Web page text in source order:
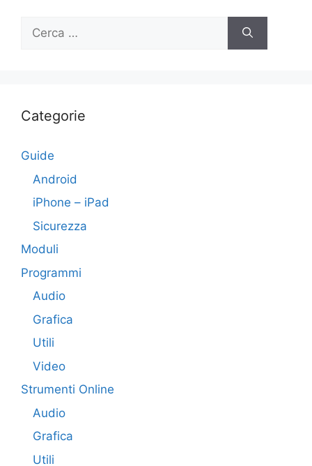
Ricerca
Categorie
Guide
Android
iPhone – iPad
Sicurezza
Moduli
Programmi
Audio
Grafica
Utili
Video
Strumenti Online
Audio
Grafica
Utili